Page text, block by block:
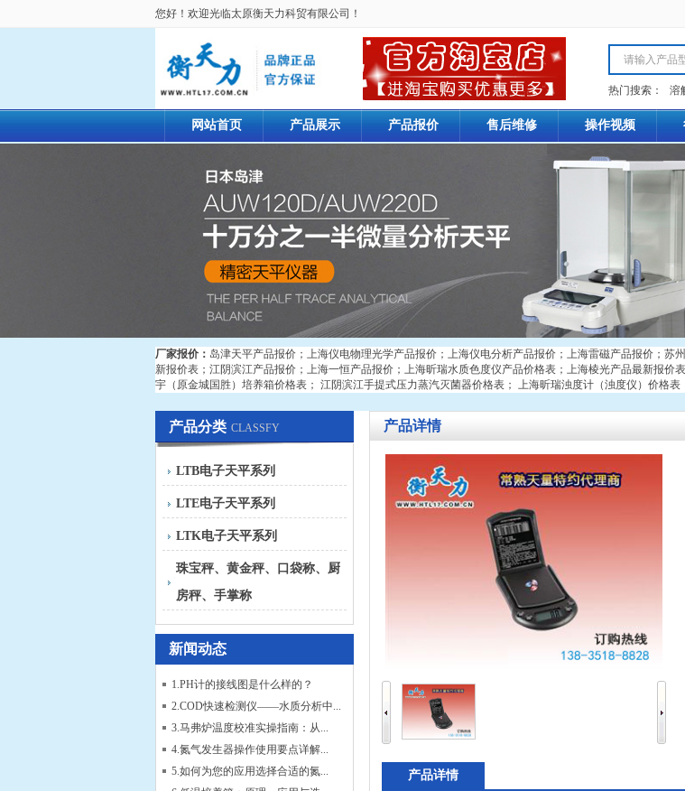
您好！欢迎光临太原衡天力科贸有限公司！
热门搜索： 溶
网站首页 产品展示 产品报价 售后维修 操作视频
厂家报价： 岛津天平产品报价； 上海仪电物理光学产品报价； 上海仪电分析产品报价； 上海雷磁产品报价； 苏
新报价表； 江阴滨江产品报价； 上海一恒产品报价； 上海昕瑞水质色度仪产品价格表； 上海棱光产品最新报价表
宇（原金城国胜）培养箱价格表； 江阴滨江手提式压力蒸汽灭菌器价格表； 上海昕瑞浊度计（浊度仪）价格表
产品分类 CLASSFY
LTB电子天平系列
LTE电子天平系列
LTK电子天平系列
珠宝秤、黄金秤、口袋称、厨
房秤、手掌称
新闻动态
1.PH计的接线图是什么样的？
2.COD快速检测仪——水质分析中...
3.马弗炉温度校准实操指南：从...
4.氮气发生器操作使用要点详解...
5.如何为您的应用选择合适的氮...
产品详情
产品详情